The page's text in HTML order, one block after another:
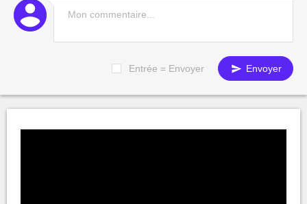
Entrée = Envoyer Envoyer